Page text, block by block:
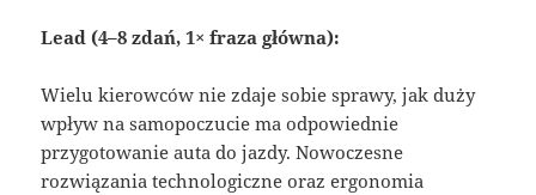
Lead (4–8 zdań, 1× fraza główna):
Wielu kierowców nie zdaje sobie sprawy, jak duży
wpływ na samopoczucie ma odpowiednie
przygotowanie auta do jazdy. Nowoczesne
rozwiązania technologiczne oraz ergonomia